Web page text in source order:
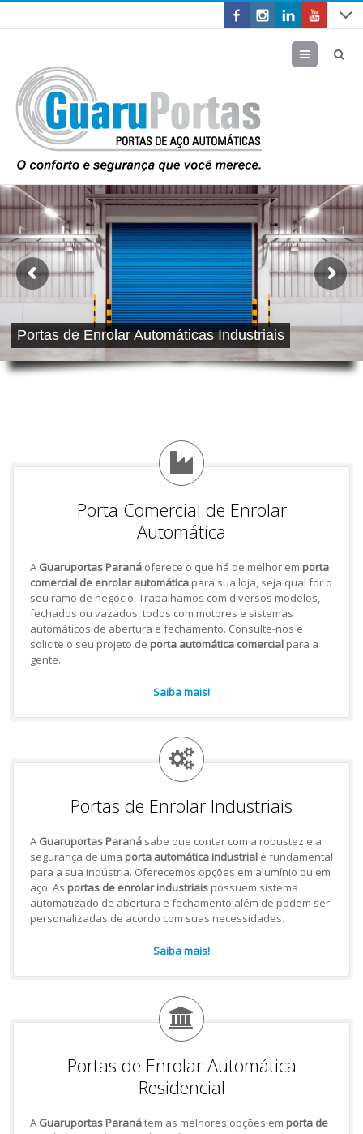
Menu
Portas de Enrolar Automáticas Industriais
Porta Comercial de Enrolar
Automática
A Guaruportas Paranáoferece o que há de melhor em porta
comercial de enrolar automáticapara sua loja, seja qual for o
seu ramo de negócio. Trabalhamos com diversos modelos,
fechados ou vazados, todos com motores e sistemas
automáticos de abertura e fechamento. Consulte-nos e
solicite o seu projeto de porta automática comercialpara a
gente.
Saiba mais!
Portas de Enrolar Industriais
A Guaruportas Paranásabe que contar com a robustez e a
segurança de uma porta automática industrialé fundamental
para a sua indústria. Oferecemos opções em alumínio ou em
aço. As portas de enrolar industriaispossuem sistema
automatizado de abertura e fechamento além de podem ser
personalizadas de acordo com suas necessidades.
Saiba mais!
Portas de Enrolar Automática
Residencial
A Guaruportas Paranátem as melhores opções em porta de